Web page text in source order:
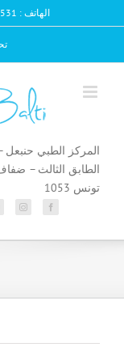
to
الهاتف : 531 267 71 (216+)
المركز الطبي حنبعل –
الطابق الثالث – ضفاف
تونس 1053